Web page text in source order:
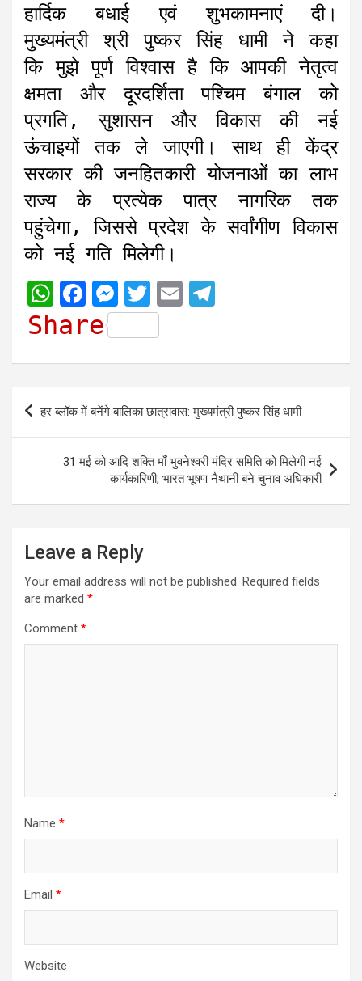
हार्दिक बधाई एवं शुभकामनाएं दी।
मुख्यमंत्री श्री पुष्कर सिंह धामी ने कहा
कि मुझे पूर्ण विश्वास है कि आपकी नेतृत्व
क्षमता और दूरदर्शिता पश्चिम बंगाल को
प्रगति, सुशासन और विकास की नई
ऊंचाइयों तक ले जाएगी। साथ ही केंद्र
सरकार की जनहितकारी योजनाओं का लाभ
राज्य के प्रत्येक पात्र नागरिक तक
पहुंचेगा, जिससे प्रदेश के सर्वांगीण विकास
को नई गति मिलेगी।
W
h
t
s
A
p
p
F
a
e
b
o
o
k
M
e
s
s
e
n
g
e
r
T
w
i
t
e
r
E
i e
g
r
a
m
Share
Post
हर ब्लॉक में बनेंगे बालिका छात्रावास: मुख्यमंत्री पुष्कर सिंह धामी
31 मई को आदि शक्ति माँ भुवनेश्वरी मंदिर समिति को मिलेगी नई
कार्यकारिणी, भारत भूषण नैथानी बने चुनाव अधिकारी
Leave a Reply
Your email address will not be published. Required fields
are marked *
Comment *
Name *
Email *
Website